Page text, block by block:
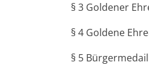
§ 3 Goldener
§ 4 Goldene
§ 5